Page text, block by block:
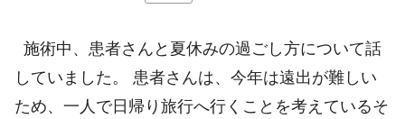
施術中、患者さんと夏休みの過ごし方について話
していました。 患者さんは、今年は遠出が難しい
ため、一人で日帰り旅行へ行くことを考えているそ